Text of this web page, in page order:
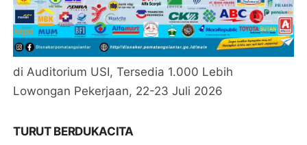
di Auditorium USI, Tersedia 1.000 Lebih
Lowongan Pekerjaan, 22-23 Juli 2026
TURUT BERDUKACITA